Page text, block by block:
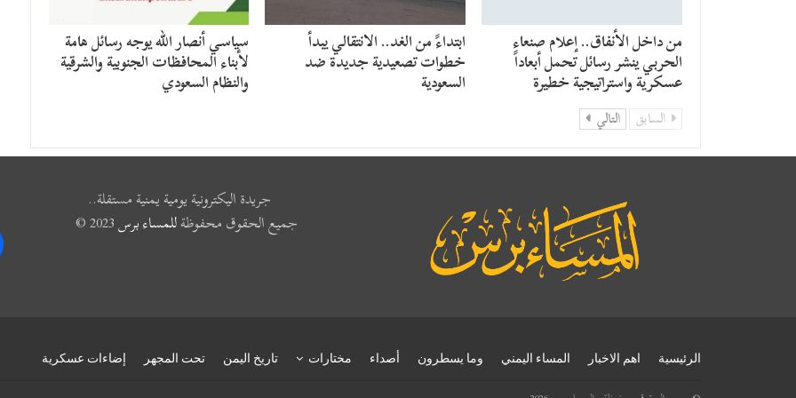
من داخل الأنفاق.. إعلام صنعاء
الحربي ينشر رسائل تحمل أبعاداً
عسكرية واستراتيجية خطيرة
​ابتداءً من الغد.. الانتقالي يبدأ
خطوات تصعيدية جديدة ضد
السعودية
سياسي أنصار الله يوجه رسائل هامة
لأبناء المحافظات الجنوبية والشرقية
والنظام السعودي
السابق التالي
جريدة اليكترونية يومية يمنية مستقلة..
جميع الحقوق محفوظةللمساء برس
الرئيسية اهم الاخبار المساء اليمني وما يسطرون أصداء مختارات تاريخ اليمن تحت المجهر إضاءات عسكرية